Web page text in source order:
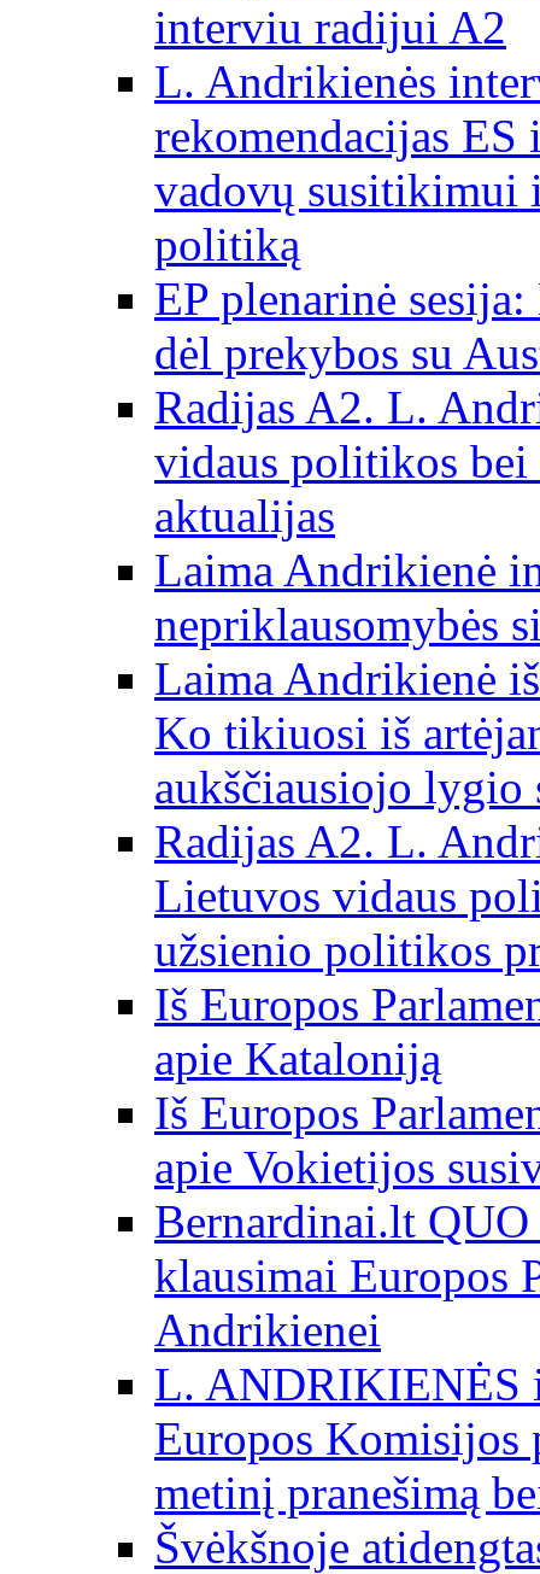
interviu radijui A2
L. Andrikienės
rekomendacijas
vadovų susitikimui
politiką
EP plenarinė
dėl prekybos su
Radijas A2. L.
vidaus politikos bei
aktualijas
Laima Andrikienė
nepriklausomybės
Laima Andrikienė
Ko tikiuosi iš
aukščiausiojo lygio
Radijas A2. L.
Lietuvos vidaus
užsienio politikos
Iš Europos
apie Kataloniją
Iš Europos
apie Vokietijos
Bernardinai.lt
klausimai Europos
Andrikienei
L. ANDRIKIENĖS
Europos Komisijos
metinį pranešimą
Švėkšnoje